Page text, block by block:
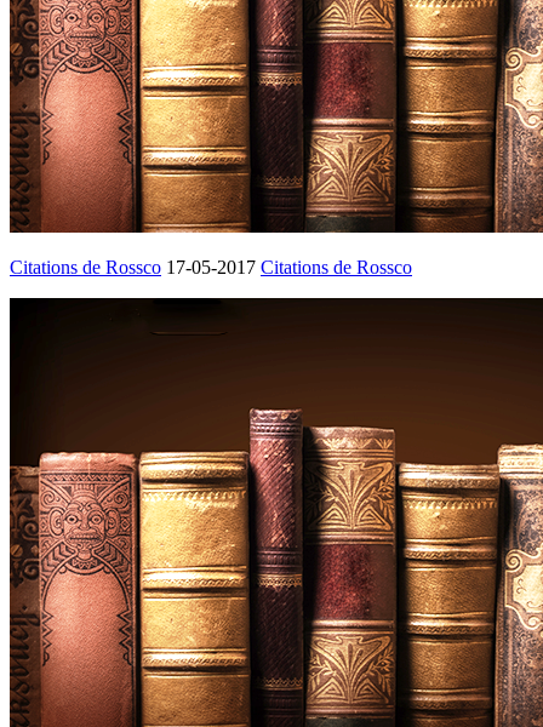
Citations de Rossco 17-05-2017 Citations de Rossco